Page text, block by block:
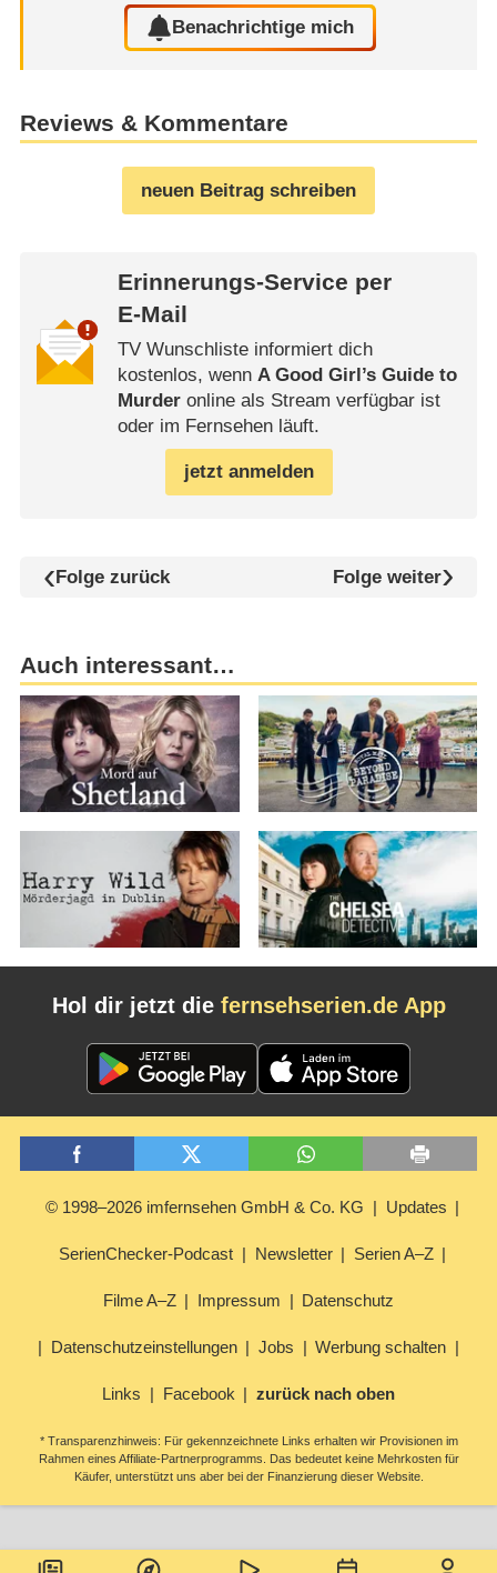
Benachrichtige mich
Reviews & Kommentare
neuen Beitrag schreiben
Erinnerungs-Service per
E-Mail
TV Wunschliste informiert dich
kostenlos, wenn A Good Girl’s Guide to
Murderonline als Stream verfügbar ist
oder im Fernsehen läuft.
jetzt anmelden
Folge zurück Folge weiter
Auch interessant…
Hol dir jetzt die fernsehserien.de App
© 1998–2026 imfernsehen GmbH & Co. KG Updates
SerienChecker-Podcast Newsletter Serien A–Z
Filme A–Z Impressum Datenschutz
Datenschutzeinstellungen Jobs Werbung schalten
Links Facebook zurück nach oben
* Transparenzhinweis: Für gekennzeichnete Links erhalten wir Provisionen im
Rahmen eines Affiliate-Partnerprogramms. Das bedeutet keine Mehrkosten für
Käufer, unterstützt uns aber bei der Finanzierung dieser Website.